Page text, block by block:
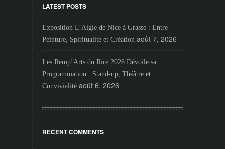
LATEST POSTS
Exposition L’Aigle de Nice à Grasse : Entre
Peinture, Spiritualité et Création août 7, 2026
Les Remp’Arts du Rire 2026 Dévoile sa
Programmation : Stand-up, Théâtre et
Convivialité août 6, 2026
RECENT COMMENTS